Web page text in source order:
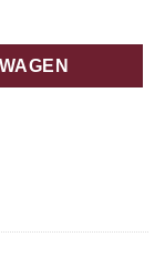
aantal